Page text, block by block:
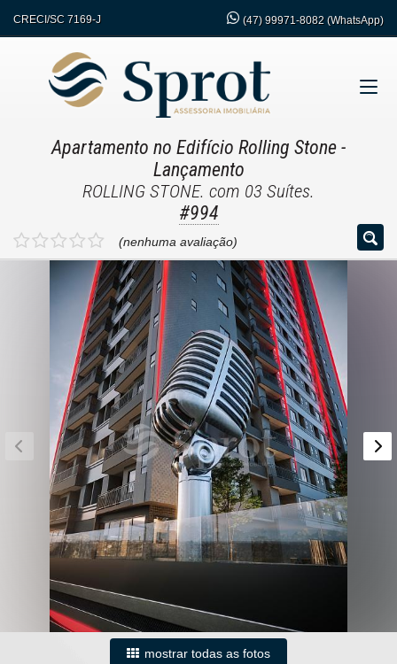
CRECI/SC 7169-J (47) 99971-8082 (WhatsApp)
Apartamento no Edifício Rolling Stone -
Lançamento
ROLLING STONE. com 03 Suítes.
#994
(nenhuma avaliação)
mostrar todas as fotos